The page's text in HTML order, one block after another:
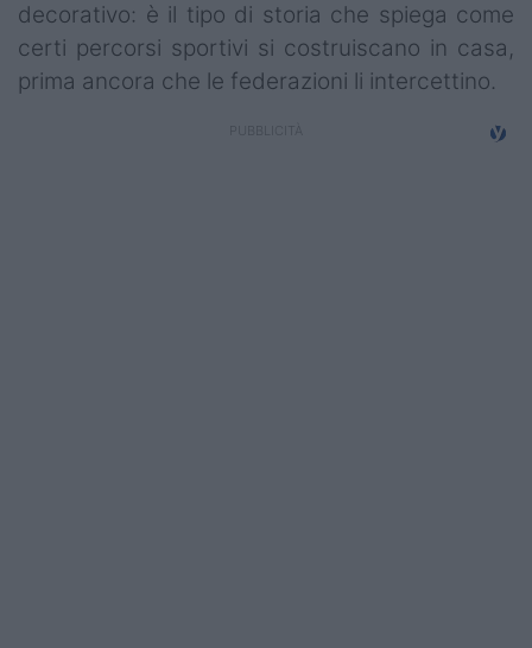
decorativo: è il tipo di storia che spiega come
certi percorsi sportivi si costruiscano in casa,
prima ancora che le federazioni li intercettino.